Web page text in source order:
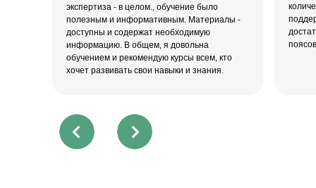
экспертиза - в целом., обучение было
полезным и информативным. Материалы -
доступны и содержат необходимую
информацию. В общем, я довольна
обучением и рекомендую курсы всем, кто
хочет развивать свои навыки и знания.